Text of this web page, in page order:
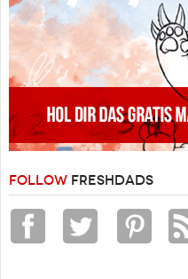
FOLLOW FRESHDADS